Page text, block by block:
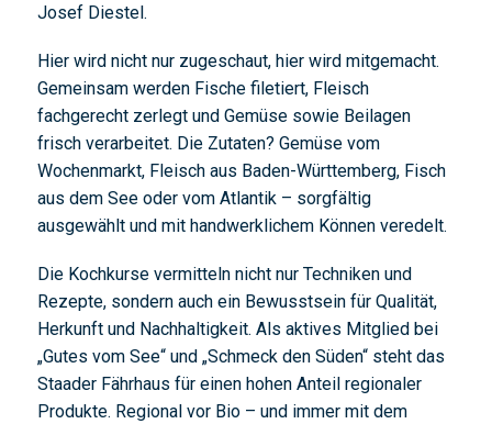
Josef Diestel.
Hier wird nicht nur zugeschaut, hier wird mitgemacht.
Gemeinsam werden Fische filetiert, Fleisch
fachgerecht zerlegt und Gemüse sowie Beilagen
frisch verarbeitet. Die Zutaten? Gemüse vom
Wochenmarkt, Fleisch aus Baden-Württemberg, Fisch
aus dem See oder vom Atlantik – sorgfältig
ausgewählt und mit handwerklichem Können veredelt.
Die Kochkurse vermitteln nicht nur Techniken und
Rezepte, sondern auch ein Bewusstsein für Qualität,
Herkunft und Nachhaltigkeit. Als aktives Mitglied bei
„Gutes vom See“ und „Schmeck den Süden“ steht das
Staader Fährhaus für einen hohen Anteil regionaler
Produkte. Regional vor Bio – und immer mit dem